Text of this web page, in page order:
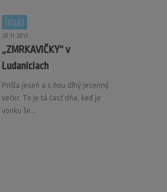
Školáci
20.11.2013
„ZMRKAVIČKY“ v
Ludaniciach
Prišla jeseň a s ňou dlhý jesenný
večer. To je tá časť dňa, keď je
vonku še...